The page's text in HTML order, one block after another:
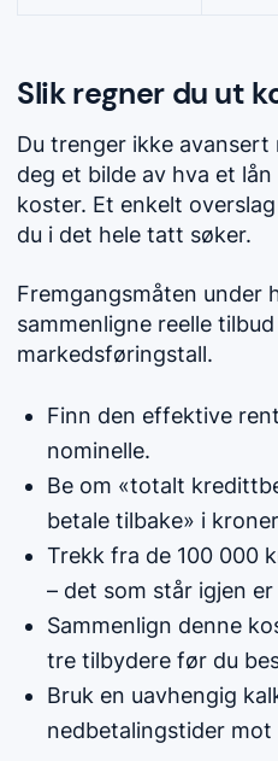
Slik regner du ut
Du trenger ikke
deg et bilde av hva et
koster. Et enkelt
du i det hele tatt søker.
Fremgangsmåten under
sammenligne reelle
markedsføringstall.
Finn den effektive
nominelle.
Be om «totalt
betale tilbake» i
Trekk fra de 100 000
– det som står igjen
Sammenlign denne
tre tilbydere før du
Bruk en uavhengig
nedbetalingstider mot